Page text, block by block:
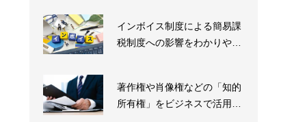
インボイス制度による簡易課
税制度への影響をわかりやす
著作権や肖像権などの「知的
所有権」をビジネスで活用す